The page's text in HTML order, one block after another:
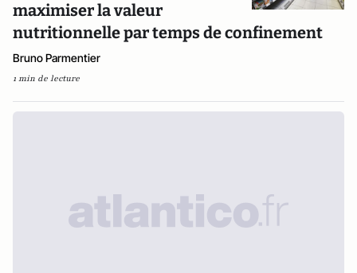
maximiser la valeur
nutritionnelle par temps de confinement
Bruno Parmentier
1 min de lecture